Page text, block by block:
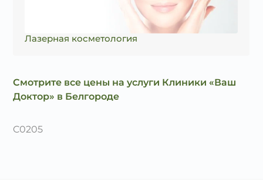
Лазерная косметология
Смотрите все цены на услуги Клиники «Ваш
Доктор» в Белгороде
C0205